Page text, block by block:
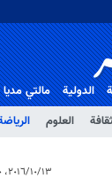
العلوم
الدولية مالتي مدیا
١٣‏/١٠‏/٢٠١٦، ٢:٣٠ م